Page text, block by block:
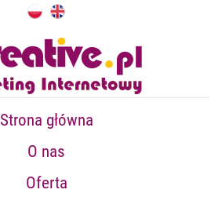
Strona główna
O nas
Oferta